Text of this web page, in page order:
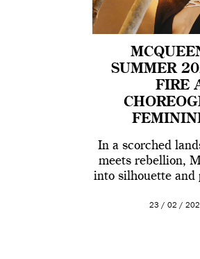
SUMMER
FIRE
In a scorched
meets rebellion,
into silhouette and
23 / 02 /